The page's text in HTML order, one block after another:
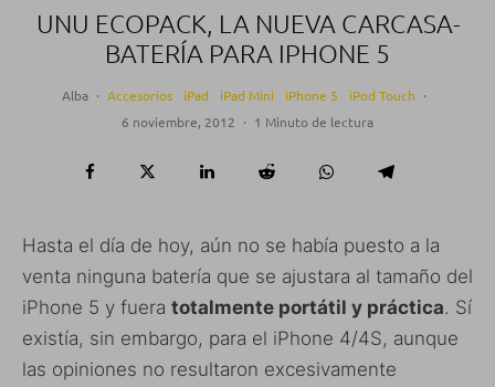
UNU ECOPACK, LA NUEVA CARCASA-
BATERÍA PARA IPHONE 5
Alba · Accesorios iPad iPad Mini iPhone 5 iPod Touch ·
6 noviembre, 2012 · 1 Minuto de lectura
Hasta el día de hoy, aún no se había puesto a la
venta ninguna batería que se ajustara al tamaño del
iPhone 5 y fuera totalmente portátil y práctica. Sí
existía, sin embargo, para el iPhone 4/4S, aunque
las opiniones no resultaron excesivamente